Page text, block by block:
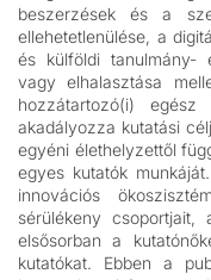
beszerzések és a
ellehetetlenülése, a
és külföldi tanulmány-
vagy elhalasztása
hozzátartozó(i)
akadályozza kutatási
egyéni élethelyzettől
egyes kutatók
innovációs
sérülékeny
elsősorban a
kutatókat. Ebben a